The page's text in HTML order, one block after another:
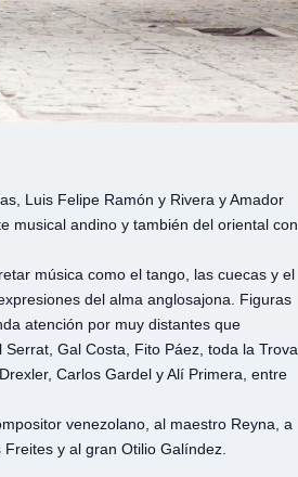
Luis Felipe Ramón y Rivera y Amador
musical andino y también del oriental con
música como el tango, las cuecas y el
expresiones del alma anglosajona. Figuras
atención por muy distantes que
Gal Costa, Fito Páez, toda la Trova
Carlos Gardel y Alí Primera, entre
venezolano, al maestro Reyna, a
y al gran Otilio Galíndez.